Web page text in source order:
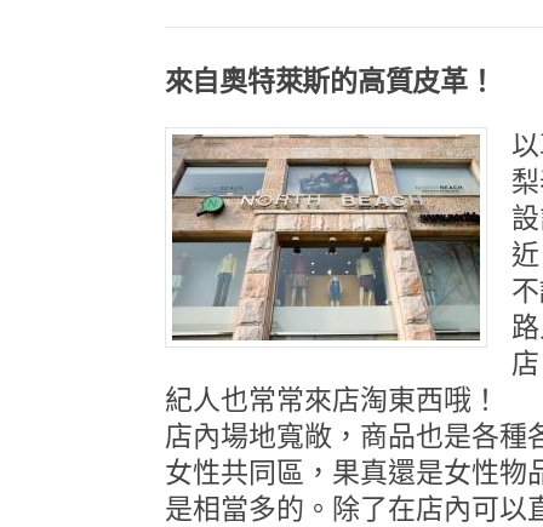
來自奧特萊斯的高質皮革！
紀人也常常來店淘東西哦！
店內場地寬敞，商品也是各種
女性共同區，果真還是女性物
是相當多的。除了在店內可以